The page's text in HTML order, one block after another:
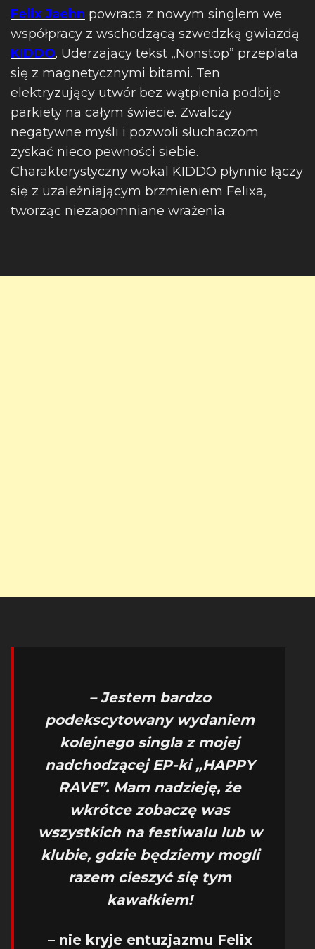
Felix Jaehn powraca z nowym singlem we
współpracy z wschodzącą szwedzką gwiazdą
KIDDO. Uderzający tekst „Nonstop” przeplata
się z magnetycznymi bitami. Ten
elektryzujący utwór bez wątpienia podbije
parkiety na całym świecie. Zwalczy
negatywne myśli i pozwoli słuchaczom
zyskać nieco pewności siebie.
Charakterystyczny wokal KIDDO płynnie łączy
się z uzależniającym brzmieniem Felixa,
tworząc niezapomniane wrażenia.
– Jestem bardzo
podekscytowany wydaniem
kolejnego singla z mojej
nadchodzącej EP-ki „HAPPY
RAVE”. Mam nadzieję, że
wkrótce zobaczę was
wszystkich na festiwalu lub w
klubie, gdzie będziemy mogli
razem cieszyć się tym
kawałkiem!
– nie kryje entuzjazmu Felix